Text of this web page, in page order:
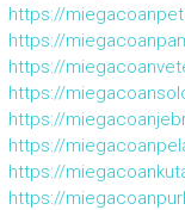
https://
https://
https://
https://
https://
https://
https://
https://